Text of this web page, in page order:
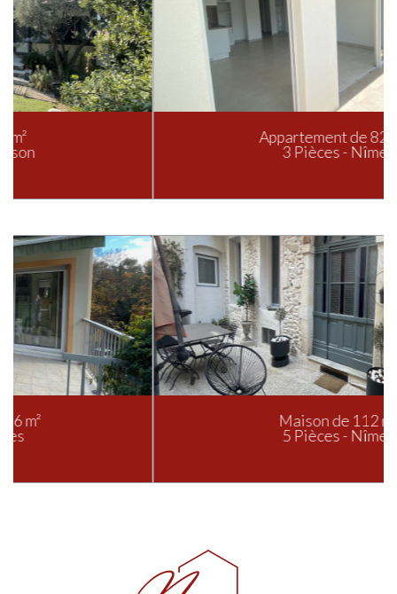
Appartement de 82.2 m²